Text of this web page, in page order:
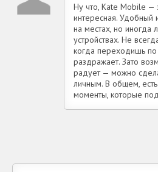
Ну что, Kate Mobile —
интересная. Удобный
на местах, но иногда
устройствах. Не
когда переходишь по
раздражает. Зато
радует — можно
личным. В общем, есть
моменты, которые